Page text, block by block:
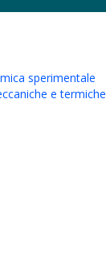
sperimentale
e termiche